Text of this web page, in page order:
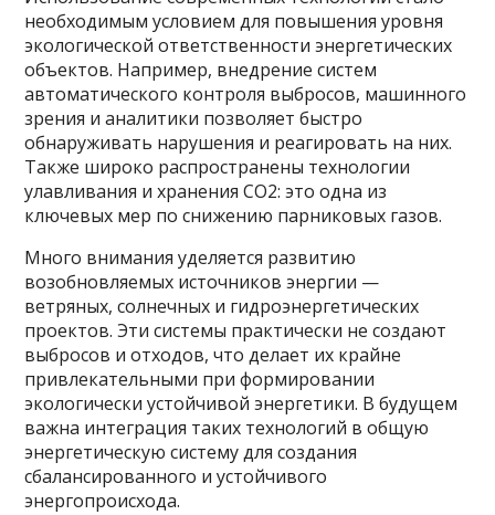
необходимым условием для повышения уровня
экологической ответственности энергетических
объектов. Например, внедрение систем
автоматического контроля выбросов, машинного
зрения и аналитики позволяет быстро
обнаруживать нарушения и реагировать на них.
Также широко распространены технологии
улавливания и хранения CO2: это одна из
ключевых мер по снижению парниковых газов.
Много внимания уделяется развитию
возобновляемых источников энергии —
ветряных, солнечных и гидроэнергетических
проектов. Эти системы практически не создают
выбросов и отходов, что делает их крайне
привлекательными при формировании
экологически устойчивой энергетики. В будущем
важна интеграция таких технологий в общую
энергетическую систему для создания
сбалансированного и устойчивого
энергопроисхода.